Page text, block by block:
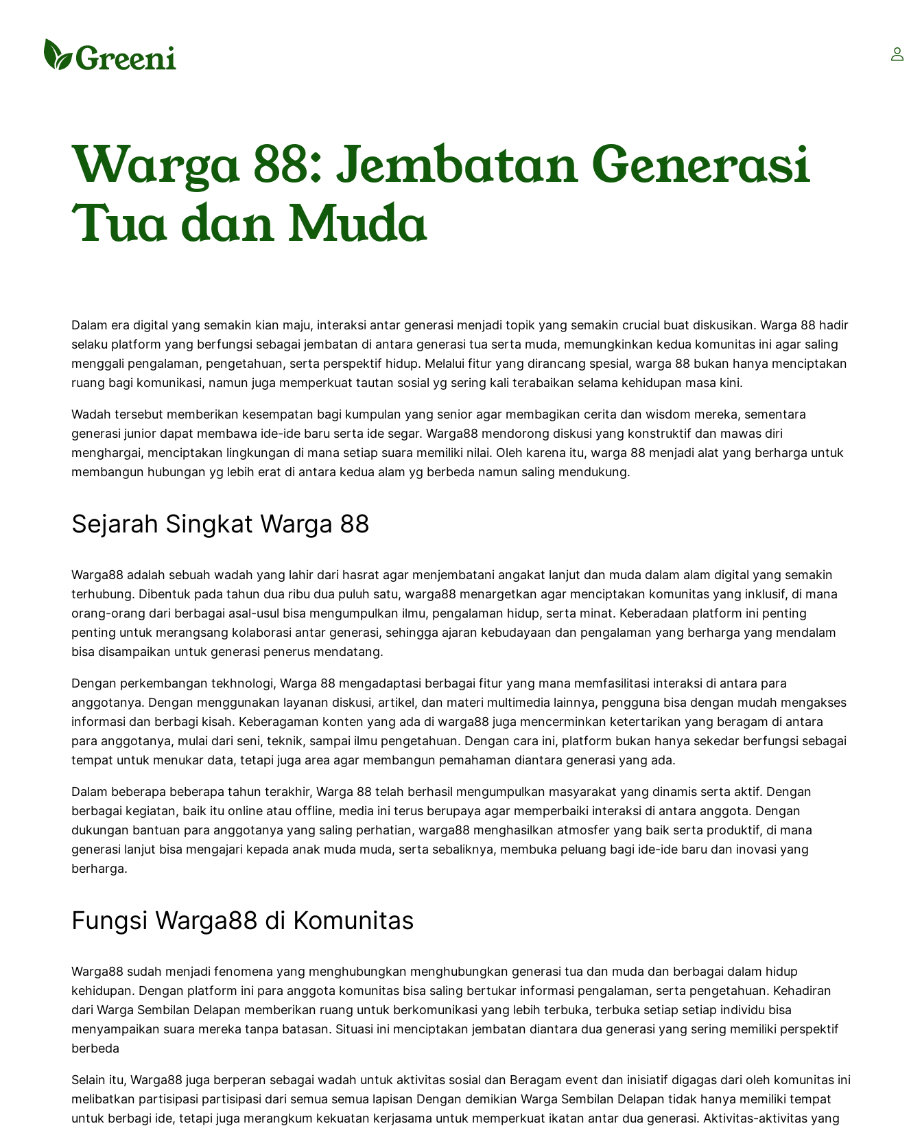
Warga 88: Jembatan Generasi
Tua dan Muda
Dalam era digital yang semakin kian maju, interaksi antar generasi menjadi topik yang semakin crucial buat diskusikan. Warga 88 hadir
selaku platform yang berfungsi sebagai jembatan di antara generasi tua serta muda, memungkinkan kedua komunitas ini agar saling
menggali pengalaman, pengetahuan, serta perspektif hidup. Melalui fitur yang dirancang spesial, warga 88 bukan hanya menciptakan
ruang bagi komunikasi, namun juga memperkuat tautan sosial yg sering kali terabaikan selama kehidupan masa kini.
Wadah tersebut memberikan kesempatan bagi kumpulan yang senior agar membagikan cerita dan wisdom mereka, sementara
generasi junior dapat membawa ide-ide baru serta ide segar. Warga88 mendorong diskusi yang konstruktif dan mawas diri
menghargai, menciptakan lingkungan di mana setiap suara memiliki nilai. Oleh karena itu, warga 88 menjadi alat yang berharga untuk
membangun hubungan yg lebih erat di antara kedua alam yg berbeda namun saling mendukung.
Sejarah Singkat Warga 88
Warga88 adalah sebuah wadah yang lahir dari hasrat agar menjembatani angakat lanjut dan muda dalam alam digital yang semakin
terhubung. Dibentuk pada tahun dua ribu dua puluh satu, warga88 menargetkan agar menciptakan komunitas yang inklusif, di mana
orang-orang dari berbagai asal-usul bisa mengumpulkan ilmu, pengalaman hidup, serta minat. Keberadaan platform ini penting
penting untuk merangsang kolaborasi antar generasi, sehingga ajaran kebudayaan dan pengalaman yang berharga yang mendalam
bisa disampaikan untuk generasi penerus mendatang.
Dengan perkembangan tekhnologi, Warga 88 mengadaptasi berbagai fitur yang mana memfasilitasi interaksi di antara para
anggotanya. Dengan menggunakan layanan diskusi, artikel, dan materi multimedia lainnya, pengguna bisa dengan mudah mengakses
informasi dan berbagi kisah. Keberagaman konten yang ada di warga88 juga mencerminkan ketertarikan yang beragam di antara
para anggotanya, mulai dari seni, teknik, sampai ilmu pengetahuan. Dengan cara ini, platform bukan hanya sekedar berfungsi sebagai
tempat untuk menukar data, tetapi juga area agar membangun pemahaman diantara generasi yang ada.
Dalam beberapa beberapa tahun terakhir, Warga 88 telah berhasil mengumpulkan masyarakat yang dinamis serta aktif. Dengan
berbagai kegiatan, baik itu online atau offline, media ini terus berupaya agar memperbaiki interaksi di antara anggota. Dengan
dukungan bantuan para anggotanya yang saling perhatian, warga88 menghasilkan atmosfer yang baik serta produktif, di mana
generasi lanjut bisa mengajari kepada anak muda muda, serta sebaliknya, membuka peluang bagi ide-ide baru dan inovasi yang
berharga.
Fungsi Warga88 di Komunitas
Warga88 sudah menjadi fenomena yang menghubungkan menghubungkan generasi tua dan muda dan berbagai dalam hidup
kehidupan. Dengan platform ini para anggota komunitas bisa saling bertukar informasi pengalaman, serta pengetahuan. Kehadiran
dari Warga Sembilan Delapan memberikan ruang untuk berkomunikasi yang lebih terbuka, terbuka setiap setiap individu bisa
menyampaikan suara mereka tanpa batasan. Situasi ini menciptakan jembatan diantara dua generasi yang sering memiliki perspektif
berbeda
Selain itu, Warga88 juga berperan sebagai wadah untuk aktivitas sosial dan Beragam event dan inisiatif digagas dari oleh komunitas ini
melibatkan partisipasi partisipasi dari semua semua lapisan Dengan demikian Warga Sembilan Delapan tidak hanya memiliki tempat
untuk berbagi ide, tetapi juga merangkum kekuatan kerjasama untuk memperkuat ikatan antar dua generasi. Aktivitas-aktivitas yang